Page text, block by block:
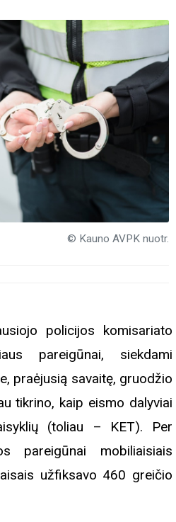
© Kauno AVPK nuotr.
policijos komisariato
pareigūnai, siekdami
praėjusią savaitę, gruodžio
tikrino, kaip eismo dalyviai
(toliau – KET). Per
pareigūnai mobiliaisiais
užfiksavo 460 greičio